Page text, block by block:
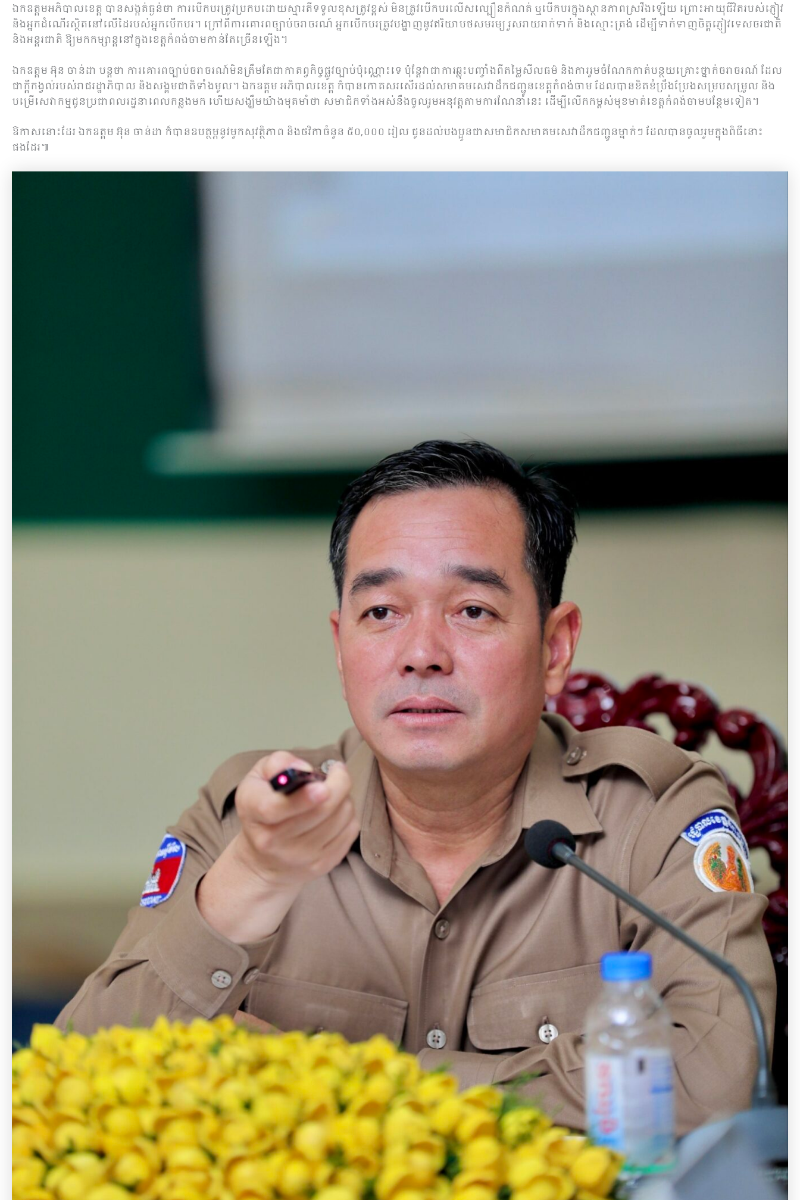
ឯកឧត្តមអភិបាលខេត្ត បានសង្កត់ធ្ងន់ថា ការបើកបរត្រូវប្រកបដោយស្មារតីទទួលខុសត្រូវខ្ពស់ មិនត្រូវបើកបរលើសល្បឿនកំណត់ ឬបើកបរក្នុងស្ថានភាពស្រវឹងឡើយ ព្រោះអាយុជីវិតរបស់ភ្ញៀវ
និងអ្នកដំណើរស្ថិតនៅលើដៃរបស់អ្នកបើកបរ។ ក្រៅពីការគោរពច្បាប់ចរាចរណ៍ អ្នកបើកបរត្រូវបង្ហាញនូវឥរិយាបថសមរម្យ រួសរាយរាក់ទាក់ និងស្មោះត្រង់ ដើម្បីទាក់ទាញចិត្តភ្ញៀវទេសចរជាតិ
និងអន្តរជាតិ ឱ្យមកកម្សាន្តនៅក្នុងខេត្តកំពង់ចាមកាន់តែច្រើនឡើង។
ឯកឧត្តម អ៊ុន ចាន់ដា បន្តថា ការគោរពច្បាប់ចរាចរណ៍មិនត្រឹមតែជាកាតព្វកិច្ចផ្លូវច្បាប់ប៉ុណ្ណោះទេ ប៉ុន្តែវាជាការឆ្លុះបញ្ចាំងពីតម្លៃសីលធម៌ និងការរួមចំណែកកាត់បន្ថយគ្រោះថ្នាក់ចរាចរណ៍ ដែល
ជាក្តីកង្វល់របស់រាជរដ្ឋាភិបាល និងសង្គមជាតិទាំងមូល។ ឯកឧត្តម អភិបាលខេត្ត ក៏បានកោតសរសើរដល់សមាគមសេវាដឹកជញ្ជូនខេត្តកំពង់ចាម ដែលបានខិតខំប្រឹងប្រែងសម្របសម្រួល និង
បម្រើសេវាកម្មជូនប្រជាពលរដ្ឋនាពេលកន្លងមក ហើយសង្ឃឹមយ៉ាងមុតមាំថា សមាជិកទាំងអស់នឹងចូលរួមអនុវត្តតាមការណែនាំនេះ ដើម្បីលើកកម្ពស់មុខមាត់ខេត្តកំពង់ចាមបន្ថែមទៀត។
ឱកាសនោះដែរ ឯកឧត្តម អ៊ុន ចាន់ដា ក៏បានឧបត្ថម្ភនូវមួកសុវត្ថិភាព និងថវិកាចំនួន ៥០,០០០ រៀល ជូនដល់បងប្អូនជាសមាជិកសមាគមសេវាដឹកជញ្ជូនម្នាក់ៗ ដែលបានចូលរួមក្នុងពិធីនោះ
ផងដែរ៕